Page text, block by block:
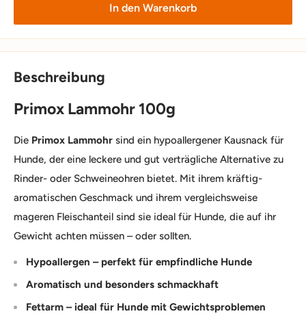
In den Warenkorb
Beschreibung
Primox Lammohr 100g
Die Primox Lammohr sind ein hypoallergener Kausnack für
Hunde, der eine leckere und gut verträgliche Alternative zu
Rinder- oder Schweineohren bietet. Mit ihrem kräftig-
aromatischen Geschmack und ihrem vergleichsweise
mageren Fleischanteil sind sie ideal für Hunde, die auf ihr
Gewicht achten müssen – oder sollten.
Hypoallergen – perfekt für empfindliche Hunde
Aromatisch und besonders schmackhaft
Fettarm – ideal für Hunde mit Gewichtsproblemen